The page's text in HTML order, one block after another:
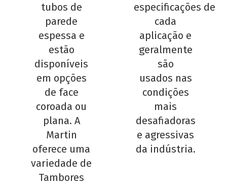
tubos de
parede
espessa e
estão
disponíveis
em opções
de face
coroada ou
plana. A
Martin
oferece uma
variedade de
Tambores
especificações de
cada
aplicação e
geralmente
são
usados nas
condições
mais
desafiadoras
e agressivas
da indústria.